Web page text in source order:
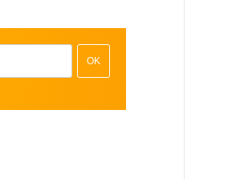
OK